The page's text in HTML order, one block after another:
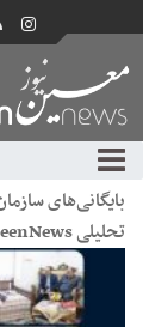
بایگانی‌های
تحلیلی MoeenNews